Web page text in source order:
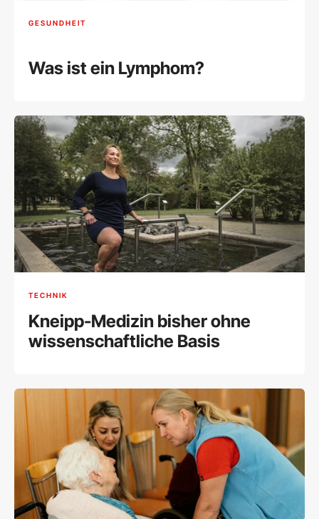
GESUNDHEIT
Was ist ein Lymphom?
TECHNIK
Kneipp-Medizin bisher ohne
wissenschaftliche Basis